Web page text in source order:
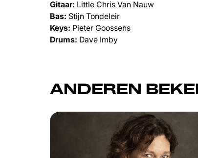
Gitaar: Little Chris Van Nauw
Bas: Stijn Tondeleir
Keys: Pieter Goossens
Drums: Dave Imby
ANDEREN
Overslaan